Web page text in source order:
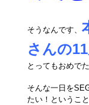
そうなんです、
さんの11
とってもおめで
そんな一日を
たい！というこ